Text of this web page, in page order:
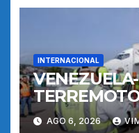
INTERNACIONAL
AEREAS
AGO 6, 2026